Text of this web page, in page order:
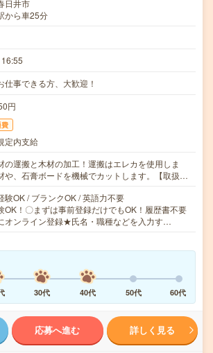
日井市
から車25分
仕事できる方、大歓迎！
円
定内支給
の運搬と木材の加工！運搬はエレカを使用しま
や、石膏ボードを機械でカットします。【取扱…
験OK / ブランクOK / 英語力不要
！〇まずは事前登録だけでもOK！履歴書不要
オンライン登録★氏名・職種などを入力す…
30代 40代 50代 60代
応募へ進む 詳しく見る